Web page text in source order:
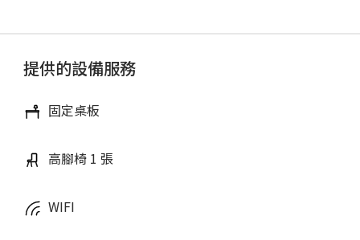
提供的設備服務
固定桌板
高腳椅 1 張
WIFI